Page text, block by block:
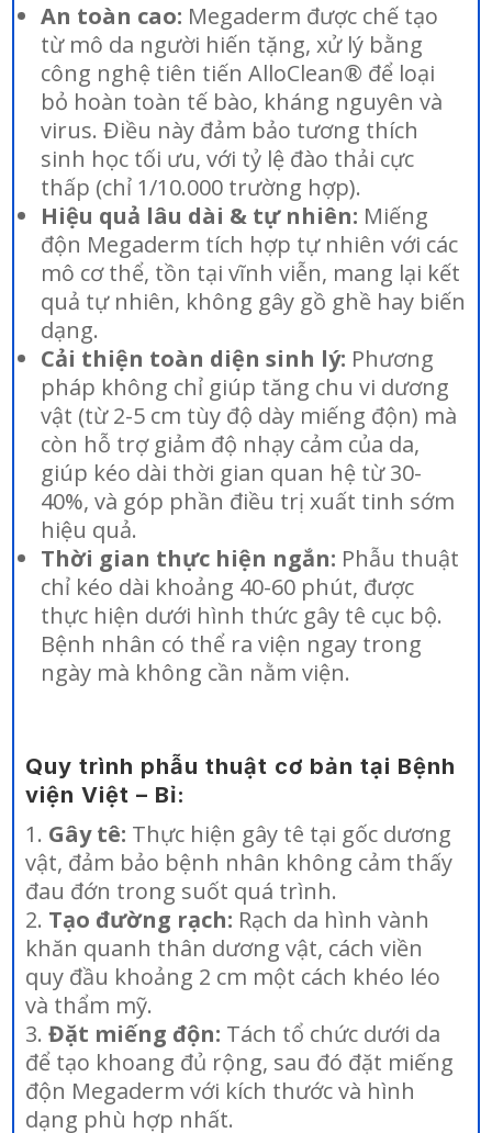
An toàn cao: Megaderm được chế tạo
từ mô da người hiến tặng, xử lý bằng
công nghệ tiên tiến AlloClean® để loại
bỏ hoàn toàn tế bào, kháng nguyên và
virus. Điều này đảm bảo tương thích
sinh học tối ưu, với tỷ lệ đào thải cực
thấp (chỉ 1/10.000 trường hợp).
Hiệu quả lâu dài & tự nhiên: Miếng
độn Megaderm tích hợp tự nhiên với các
mô cơ thể, tồn tại vĩnh viễn, mang lại kết
quả tự nhiên, không gây gồ ghề hay biến
dạng.
Cải thiện toàn diện sinh lý: Phương
pháp không chỉ giúp tăng chu vi dương
vật (từ 2-5 cm tùy độ dày miếng độn) mà
còn hỗ trợ giảm độ nhạy cảm của da,
giúp kéo dài thời gian quan hệ từ 30-
40%, và góp phần điều trị xuất tinh sớm
hiệu quả.
Thời gian thực hiện ngắn: Phẫu thuật
chỉ kéo dài khoảng 40-60 phút, được
thực hiện dưới hình thức gây tê cục bộ.
Bệnh nhân có thể ra viện ngay trong
ngày mà không cần nằm viện.
Quy trình phẫu thuật cơ bản tại Bệnh
viện Việt – Bỉ:
Gây tê: Thực hiện gây tê tại gốc dương
vật, đảm bảo bệnh nhân không cảm thấy
đau đớn trong suốt quá trình.
Tạo đường rạch: Rạch da hình vành
khăn quanh thân dương vật, cách viền
quy đầu khoảng 2 cm một cách khéo léo
và thẩm mỹ.
Đặt miếng độn: Tách tổ chức dưới da
để tạo khoang đủ rộng, sau đó đặt miếng
độn Megaderm với kích thước và hình
dạng phù hợp nhất.